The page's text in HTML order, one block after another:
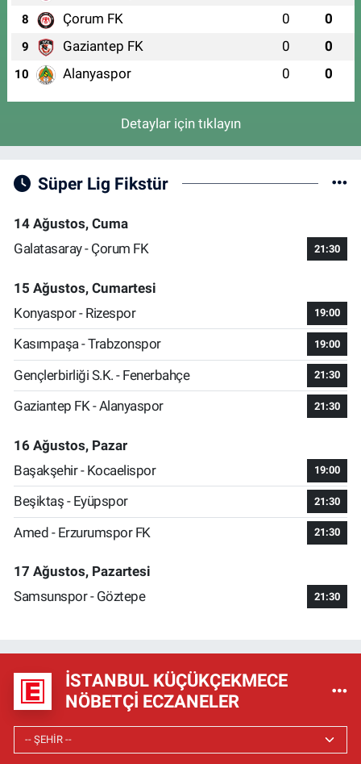
8 Çorum FK 0 0
9 Gaziantep FK 0 0
10 Alanyaspor 0 0
Detaylar için tıklayın
Süper Lig Fikstür
14 Ağustos, Cuma
Galatasaray - Çorum FK
21:30
15 Ağustos, Cumartesi
Konyaspor - Rizespor
19:00
Kasımpaşa - Trabzonspor 19:00
Gençlerbirliği S.K. - Fenerbahçe 21:30
Gaziantep FK - Alanyaspor 21:30
16 Ağustos, Pazar
Başakşehir - Kocaelispor
19:00
Beşiktaş - Eyüpspor 21:30
Amed - Erzurumspor FK 21:30
17 Ağustos, Pazartesi
Samsunspor - Göztepe
21:30
İSTANBUL KÜÇÜKÇEKMECE
NÖBETÇI ECZANELER